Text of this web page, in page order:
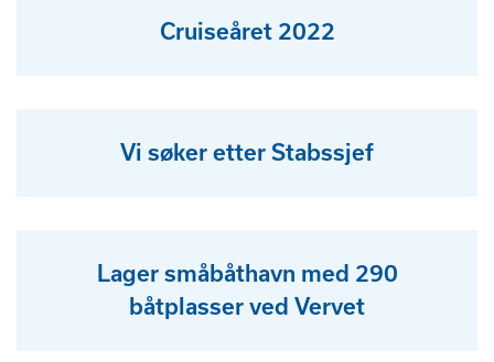
Cruiseåret 2022
Vi søker etter Stabssjef
Lager småbåthavn med 290
båtplasser ved Vervet